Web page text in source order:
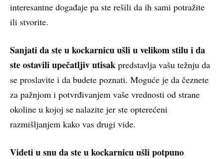
interesantne događaje pa ste rešili da ih sami potražite
ili stvorite.
Sanjati da ste u kockarnicu ušli u velikom stilu i da
ste ostavili upečatljiv utisak predstavlja vašu težnju da
se proslavite i da budete poznati. Moguće je da čeznete
za pažnjom i potvrđivanjem vaše vrednosti od strane
okoline u kojoj se nalazite jer ste opterećeni
razmišljanjem kako vas drugi vide.
Videti u snu da ste u kockarnicu ušli potpuno